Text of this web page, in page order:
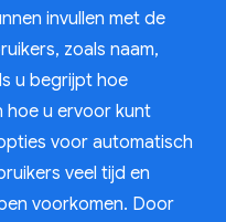
invullen met de
zoals naam,
u begrijpt hoe
hoe u ervoor kunt
voor automatisch
veel tijd en
voorkomen. Door